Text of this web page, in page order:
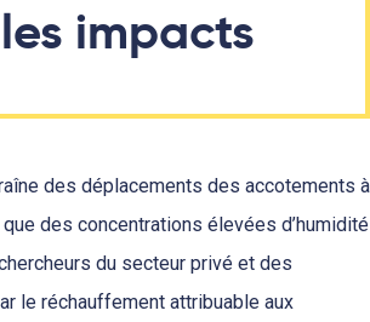
impacts
des déplacements des accotements à
des concentrations élevées d’humidité
du secteur privé et des
le réchauffement attribuable aux